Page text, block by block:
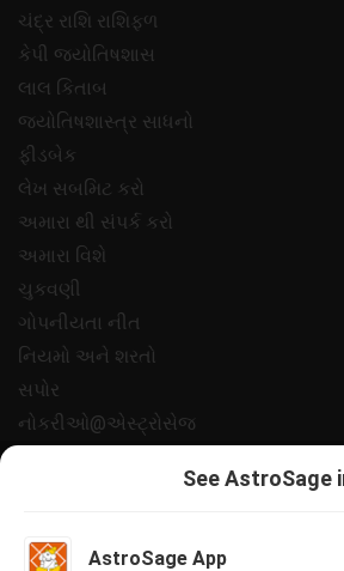
ચંદ્ર રાશિ રાશિફળ
કેપી જ્યોતિષશાસ
લાલ કિતાબ
જ્યોતિષશાસ્ત્ર સાધનો
ફીડબેક
લેખ સબમિટ કરો
અમારા થી સંપર્ક કરો
અમારા વિશે
ચુકવણી
ગોપનીયતા નીત
નિયમો અને શરતો
સપોર
નોકરીઓ@એસ્ટ્રોસેજ
All copyrights reserved 2025
See AstroSage
AstroSage App